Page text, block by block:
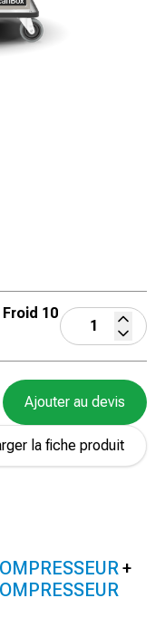
10
Ajouter au devis
la fiche produit